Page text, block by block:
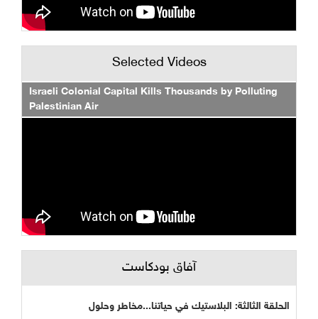
Selected Videos
Israeli Colonial Capital Kills Thousands by Polluting
Palestinian Air
آفاق بودكاست
الحلقة الثالثة: البلاستيك في حياتنا...مخاطر وحلول